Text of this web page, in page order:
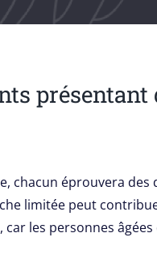
présentant
chacun éprouvera
limitée peut
les personnes